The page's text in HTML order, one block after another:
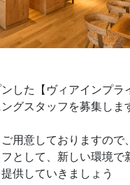
した【ヴィアインプ
グスタッフを募集しま
用意しておりますの
として、新しい環境で
供していきましょう